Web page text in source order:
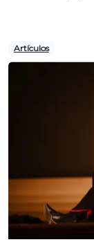
Artículos